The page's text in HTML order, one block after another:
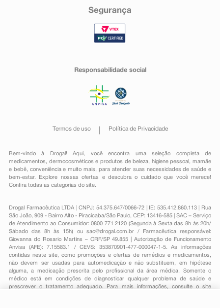
Segurança
Responsabilidade social
Termos de uso Política de Privacidade
Bem-vindo à Drogal! Aqui, você encontra uma seleção completa de
medicamentos , dermocosméticos e produtos de beleza, higiene pessoal ,mamãe
e bebê, conveniênciae muito mais, para atender suas necessidades de saúde e
bem-estar. Explore nossas ofertas e descubra o cuidado que você merece!
Confira todas as categorias do site.
Drogal Farmacêutica LTDA | CNPJ: 54.375.647/0066-72 | IE: 535.412.860.113 | Rua
São João, 909 - Bairro Alto - Piracicaba/São Paulo, CEP: 13416-585 | SAC – Serviço
de Atendimento ao Consumidor: 0800 771 2120 (Segunda à Sexta das 8h às 20h/
Sábado das 8h às 15h) ou sac@drogal.com.br/ Farmacêutica responsável:
Giovanna do Rosario Martins – CRF/SP 49.855 | Autorização de Funcionamento
Anvisa (AFE): 7.15583.1 / CEVS: 353870901-477-000047-1-5. As informações
contidas neste site, como promoções e ofertas de remédios e medicamentos,
não devem ser usadas para automedicação e não substituem, em hipótese
alguma, a medicação prescrita pelo profissional da área médica. Somente o
médico está em condições de diagnosticar qualquer problema de saúde e
prescrever o tratamento adequado. Para mais informações, consulte o site